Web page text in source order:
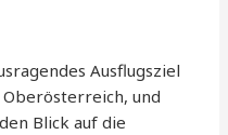
Ausflugsziel
und
Blick auf die